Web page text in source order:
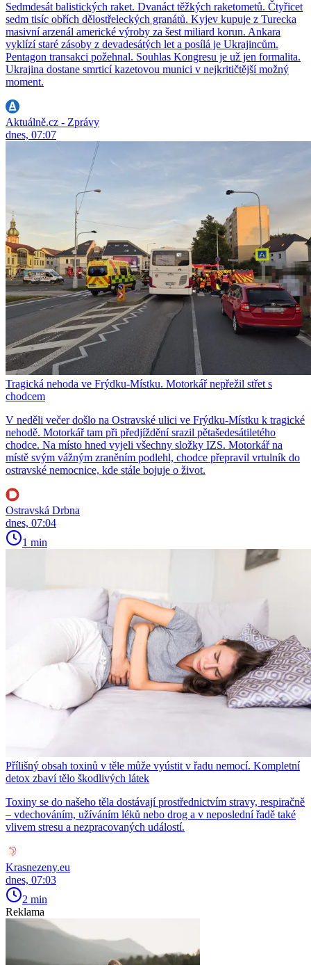
Sedmdesát balistických raket. Dvanáct těžkých raketometů. Čtyřicet
sedm tisíc obřích dělostřeleckých granátů. Kyjev kupuje z Turecka
masivní arzenál americké výroby za šest miliard korun. Ankara
vyklízí staré zásoby z devadesátých let a posílá je Ukrajincům.
Pentagon transakci požehnal. Souhlas Kongresu je už jen formalita.
Ukrajina dostane smrticí kazetovou munici v nejkritičtější možný
moment.
Aktuálně.cz - Zprávy
dnes, 07:07
Tragická nehoda ve Frýdku-Místku. Motorkář nepřežil střet s
chodcem
V neděli večer došlo na Ostravské ulici ve Frýdku-Místku k tragické
nehodě. Motorkář tam při předjíždění srazil pětašedesátiletého
chodce. Na místo hned vyjeli všechny složky IZS. Motorkář na
místě svým vážným zraněním podlehl, chodce přepravil vrtulník do
ostravské nemocnice, kde stále bojuje o život.
Ostravská Drbna
dnes, 07:04
1 min
Přílišný obsah toxinů v těle může vyústit v řadu nemocí. Kompletní
detox zbaví tělo škodlivých látek
Toxiny se do našeho těla dostávají prostřednictvím stravy, respiračně
– vdechováním, užíváním léků nebo drog a v neposlední řadě také
vlivem stresu a nezpracovaných událostí.
Krasnezeny.eu
dnes, 07:03
2 min
Reklama